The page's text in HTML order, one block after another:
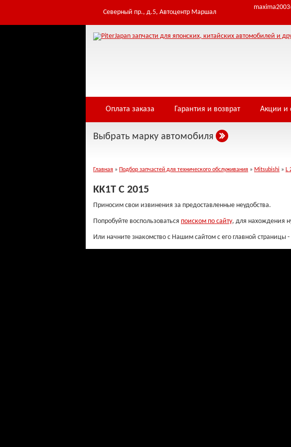
Северный пр., д.5, Автоцентр Маршал
Оплата заказа Гарантия и возврат Акции и
Выбрать марку автомобиля
Главная » Подбор запчастей для технического обслуживания » Mitsubishi » L
KK1T С 2015
Приносим свои извинения за предоставленные неудобства.
Попробуйте воспользоваться поиском по сайту, для нахождения
Или начните знакомство с Нашим сайтом с его главной страницы -